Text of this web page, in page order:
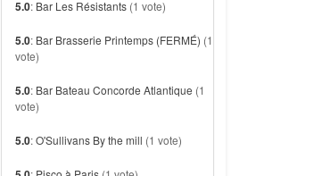
5.0: Bar Les Résistants (1 vote)
5.0: Bar Brasserie Printemps (FERMÉ) (1
vote)
5.0: Bar Bateau Concorde Atlantique (1
vote)
5.0:O'Sullivans By the mill (1 vote)